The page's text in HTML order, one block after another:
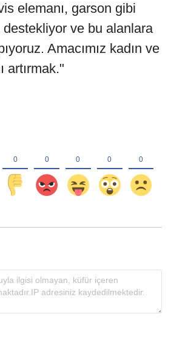
elemanı, garson gibi
destekliyor ve bu alanlara
Amacımız kadın ve
artırmak."